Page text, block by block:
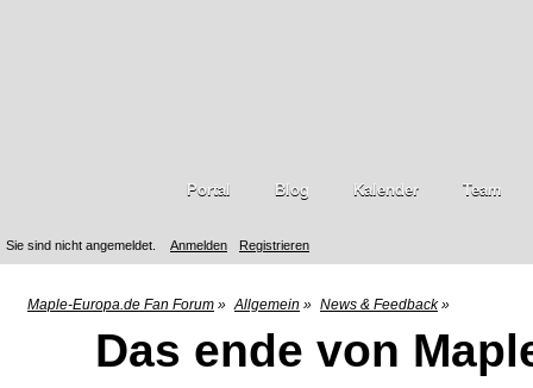
Sie sind nicht angemeldet. Anmelden Registrieren
Portal Blog Kalender Team
Maple-Europa.de Fan Forum » Allgemein » News & Feedback»
Das ende von